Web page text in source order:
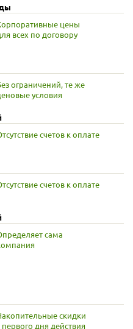
цены
всех по договору
ограничений, те же
условия
счетов к оплате
счетов к оплате
сама
скидки
первого дня действия